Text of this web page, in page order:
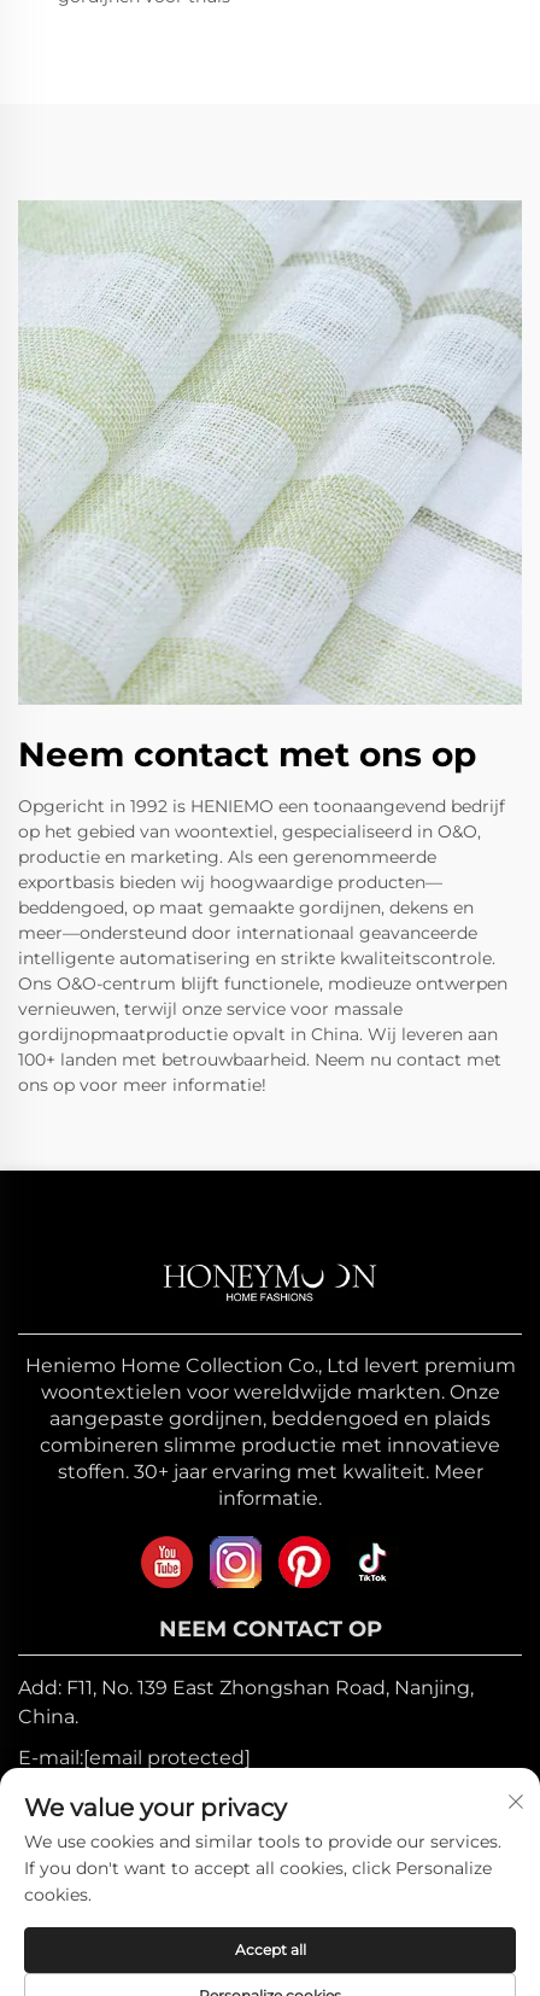
Neem contact met ons op
Opgericht in 1992 is HENIEMO een toonaangevend bedrijf
op het gebied van woontextiel, gespecialiseerd in O&O,
productie en marketing. Als een gerenommeerde
exportbasis bieden wij hoogwaardige producten—
beddengoed, op maat gemaakte gordijnen, dekens en
meer—ondersteund door internationaal geavanceerde
intelligente automatisering en strikte kwaliteitscontrole.
Ons O&O-centrum blijft functionele, modieuze ontwerpen
vernieuwen, terwijl onze service voor massale
gordijnopmaatproductie opvalt in China. Wij leveren aan
100+ landen met betrouwbaarheid. Neem nu contact met
ons op voor meer informatie!
Heniemo Home Collection Co., Ltd levert premium
woontextielen voor wereldwijde markten. Onze
aangepaste gordijnen, beddengoed en plaids
combineren slimme productie met innovatieve
stoffen. 30+ jaar ervaring met kwaliteit. Meer
informatie.
NEEM CONTACT OP
Add: F11, No. 139 East Zhongshan Road, Nanjing,
China.
E-mail:[email protected]
Mobiel:+86-17327710449
Tel:+86-025-84573776
Auteursrecht © 2025 door Heniemo Home
Collection Co., Ltd. —
We value your privacy
We use cookies and similar tools to provide our services.
If you don't want to accept all cookies, click Personalize
cookies.
Accept all